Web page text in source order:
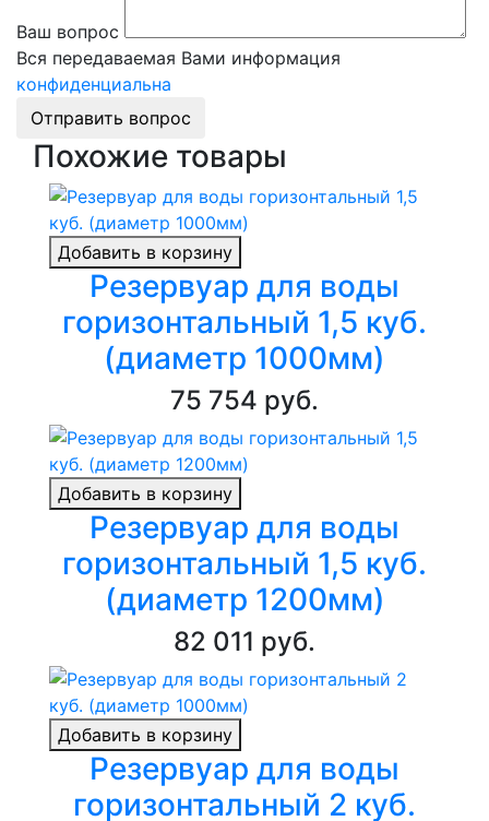
Ваш вопрос
Вся передаваемая Вами информация
конфиденциальна
Отправить вопрос
Похожие товары
Добавить в корзину
Резервуар для воды
горизонтальный 1,5 куб.
(диаметр 1000мм)
75 754 руб.
Добавить в корзину
Резервуар для воды
горизонтальный 1,5 куб.
(диаметр 1200мм)
82 011 руб.
Добавить в корзину
Резервуар для воды
горизонтальный 2 куб.